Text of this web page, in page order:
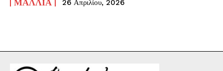
26 Απριλίου, 2026